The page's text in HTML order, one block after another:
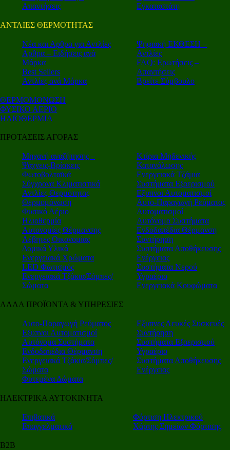
Απαντήσεις
Εγκαταστάτη
ΑΝΤΛΙΕΣ ΘΕΡΜΟΤΗΤΑΣ
Nέα και Αρθρα για Αντλίες
Αρθρα – Ειδήσεις ανά
Μάρκα
Best Sellers
Αντλίες ανά Μάρκα
Ψηφιακή ΕΚΘΕΣΗ –
Αντλίες
FAQ: Ερωτήσεις –
Απαντήσεις
Βρείτε Σύμβουλο
ΘΕΡΜΟΜΟΝΩΣΗ
ΦΥΣΙΚΟ ΑΕΡΙΟ
ΗΛΙΟΘΕΡΜΙΑ
ΠΡΟΤΑΣΕΙΣ ΑΓΟΡΑΣ
Μηχανή αναζήτησης –
Ψάχνεις-Βρίσκεις
Φωτοβολταϊκά
Σύγχρονα Κλιματιστικά
Αντλίες Θερμότητας
Θερμομόνωση
Φυσικό Αέριο
Ηλιοθερμία
Αυτονομίες Θέρμανσης
Λέβητες Οικονομίας
Δομικά Υλικά
Ενεργειακά Χρώματα
LED Φωτισμός
Ενεργειακά Τζάκια/Σόμπες/
Σώματα
Κτίρια Μηδενικής
Κατανάλωσης
Ενεργειακά Τζάμια
Συστήματα Εξαερισμού
Εξυπνοι Αυτοματισμοί
Αυτο-Παραγωγή Ρεύματος
Αυτοματισμοί
Αυτόνομα Συστήματα
Ενδοδαπέδια Θέρμανση
Συντήρηση
Συστήματα Αποθήκευσης
Ενέργειας
Συστήματα Νερού
Υγραέριο
Ενεργειακά Κουφώματα
ΑΛΛΑ ΠΡΟΪΟΝΤΑ & ΥΠΗΡΕΣΙΕΣ
Αυτο-Παραγωγή Ρεύματος
Εξυπνοι Αυτοματισμοί
Αυτόνομα Συστήματα
Ενδοδαπέδια Θέρμανση
Ενεργειακά Τζάκια/Σόμπες/
Σώματα
Φυτεμένα Δώματα
Εξυπνες Λευκές Συσκευές
Συντήρηση
Συστήματα Εξαερισμού
Υγραέριο
Συστήματα Αποθήκευσης
Ενέργειας
ΗΛΕΚΤΡΙΚΑ ΑΥΤΟΚΙΝΗΤΑ
Επιβατικά
Επαγγελματικά
Φόρτιση Ηλεκτρικού
Χάρτης Σημείων Φόρτισης
Β2Β